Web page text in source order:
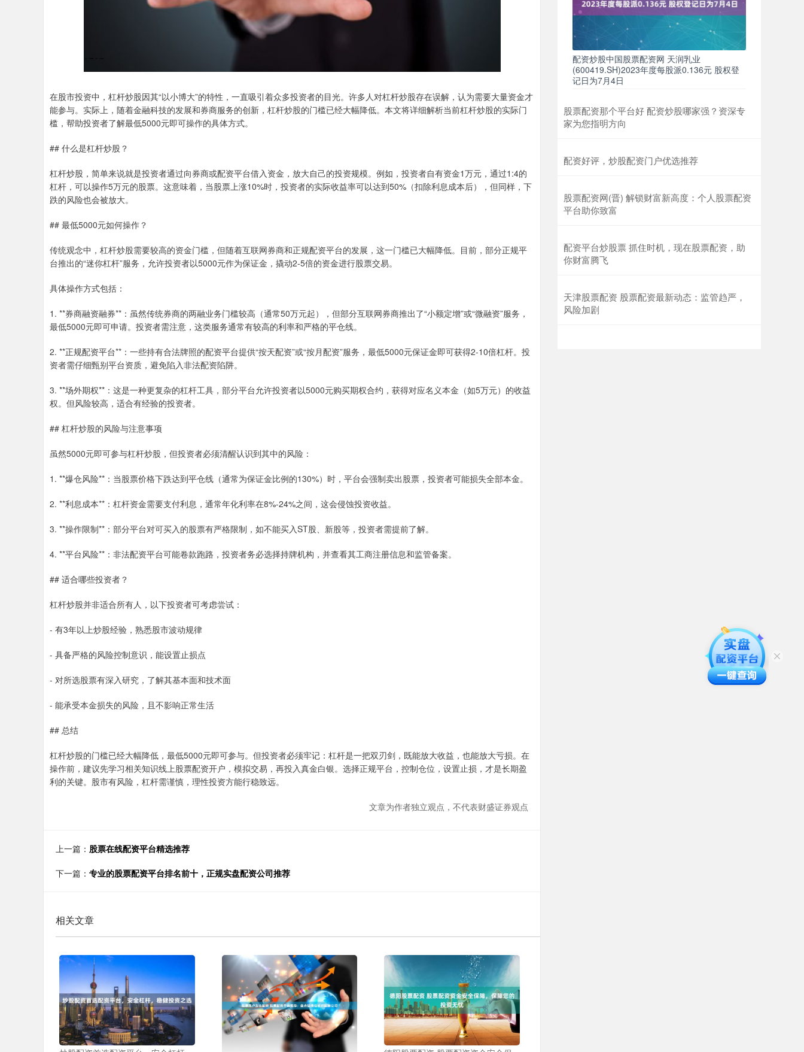
在股市投资中，杠杆炒股因其“以小博大”的特性，一直吸引着众多投资者的目光。许多人对杠杆炒股存在误解，认为需要大量资金才
能参与。实际上，随着金融科技的发展和券商服务的创新，杠杆炒股的门槛已经大幅降低。本文将详细解析当前杠杆炒股的实际门
槛，帮助投资者了解最低5000元即可操作的具体方式。
## 什么是杠杆炒股？
杠杆炒股，简单来说就是投资者通过向券商或配资平台借入资金，放大自己的投资规模。例如，投资者自有资金1万元，通过1:4的
杠杆，可以操作5万元的股票。这意味着，当股票上涨10%时，投资者的实际收益率可以达到50%（扣除利息成本后），但同样，下
跌的风险也会被放大。
## 最低5000元如何操作？
传统观念中，杠杆炒股需要较高的资金门槛，但随着互联网券商和正规配资平台的发展，这一门槛已大幅降低。目前，部分正规平
台推出的“迷你杠杆”服务，允许投资者以5000元作为保证金，撬动2-5倍的资金进行股票交易。
具体操作方式包括：
1. **券商融资融券**：虽然传统券商的两融业务门槛较高（通常50万元起），但部分互联网券商推出了“小额定增”或“微融资”服务，
最低5000元即可申请。投资者需注意，这类服务通常有较高的利率和严格的平仓线。
2. **正规配资平台**：一些持有合法牌照的配资平台提供“按天配资”或“按月配资”服务，最低5000元保证金即可获得2-10倍杠杆。投
资者需仔细甄别平台资质，避免陷入非法配资陷阱。
3. **场外期权**：这是一种更复杂的杠杆工具，部分平台允许投资者以5000元购买期权合约，获得对应名义本金（如5万元）的收益
权。但风险较高，适合有经验的投资者。
## 杠杆炒股的风险与注意事项
虽然5000元即可参与杠杆炒股，但投资者必须清醒认识到其中的风险：
1. **爆仓风险**：当股票价格下跌达到平仓线（通常为保证金比例的130%）时，平台会强制卖出股票，投资者可能损失全部本金。
2. **利息成本**：杠杆资金需要支付利息，通常年化利率在8%-24%之间，这会侵蚀投资收益。
3. **操作限制**：部分平台对可买入的股票有严格限制，如不能买入ST股、新股等，投资者需提前了解。
4. **平台风险**：非法配资平台可能卷款跑路，投资者务必选择持牌机构，并查看其工商注册信息和监管备案。
## 适合哪些投资者？
杠杆炒股并非适合所有人，以下投资者可考虑尝试：
- 有3年以上炒股经验，熟悉股市波动规律
- 具备严格的风险控制意识，能设置止损点
- 对所选股票有深入研究，了解其基本面和技术面
- 能承受本金损失的风险，且不影响正常生活
## 总结
杠杆炒股的门槛已经大幅降低，最低5000元即可参与。但投资者必须牢记：杠杆是一把双刃剑，既能放大收益，也能放大亏损。在
操作前，建议先学习相关知识线上股票配资开户，模拟交易，再投入真金白银。选择正规平台，控制仓位，设置止损，才是长期盈
利的关键。股市有风险，杠杆需谨慎，理性投资方能行稳致远。
文章为作者独立观点，不代表财盛证券观点
上一篇： 股票在线配资平台精选推荐
下一篇： 专业的股票配资平台排名前十，正规实盘配资公司推荐
相关文章
配资炒股中国股票配资网 天润乳业
(600419.SH)2023年度每股派0.136元 股权登
记日为7月4日
股票配资那个平台好 配资炒股哪家强？资深专
家为您指明方向
配资好评，炒股配资门户优选推荐
股票配资网(晋) 解锁财富新高度：个人股票配资
平台助你致富
配资平台炒股票 抓住时机，现在股票配资，助
你财富腾飞
天津股票配资 股票配资最新动态：监管趋严，
风险加剧